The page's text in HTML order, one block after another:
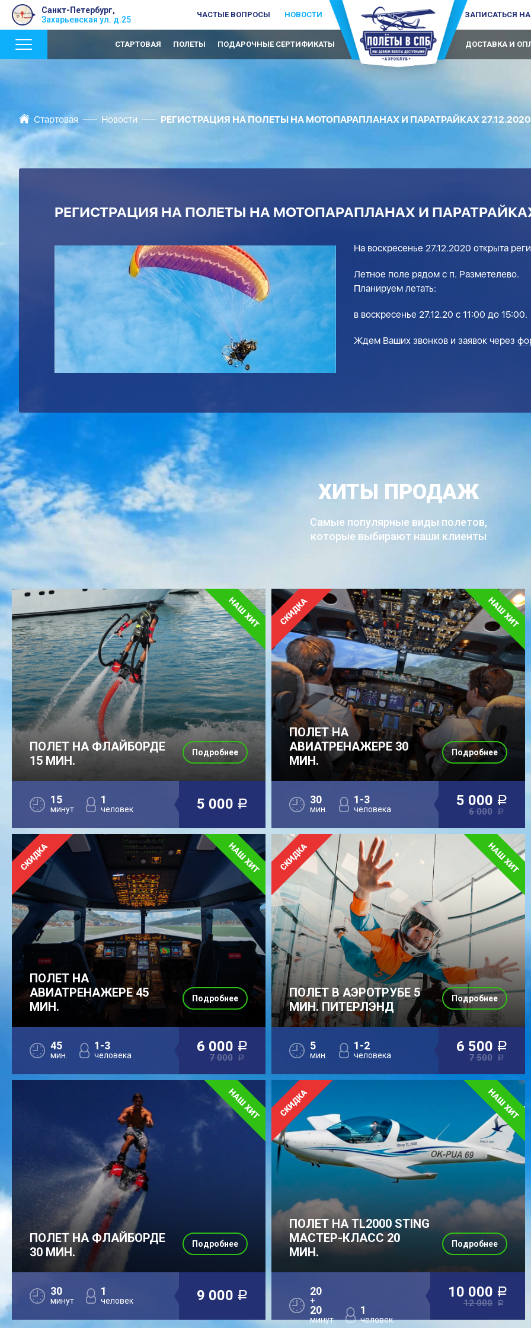
Санкт-Петербург,
Захарьевская ул. д.25
ЧАСТЫЕ ВОПРОСЫ НОВОСТИ ЗАПИСАТЬСЯ
СТАРТОВАЯ ПОЛЕТЫ ПОДАРОЧНЫЕ СЕРТИФИКАТЫ ДОСТАВКА И
Стартовая Новости РЕГИСТРАЦИЯ НА ПОЛЕТЫ НА МОТОПАРАПЛАНАХ И ПАРАТРАЙКАХ 27.12.2020
РЕГИСТРАЦИЯ НА ПОЛЕТЫ НА МОТОПАРАПЛАНАХ И ПАРАТРАЙКАХ
На воскресенье 27.12.2020 открыта
Летное поле рядом с п. Разметелево.
Планируем летать:
в воскресенье 27.12.20 с 11:00 до 15:00.
Ждем Ваших звонков и заявок через
ХИТЫ ПРОДАЖ
Самые популярные виды полетов,
которые выбирают наши клиенты
ПОЛЕТ НА ФЛАЙБОРДЕ
15 МИН.
15
минут
1
человек 5 000 a
Подробнее
ПОЛЕТ НА
АВИАТРЕНАЖЕРЕ 30
МИН.
30
мин.
1-3
человека
5 000 a
6 000 a
Подробнее
ПОЛЕТ НА
АВИАТРЕНАЖЕРЕ 45
МИН.
45
мин.
1-3
человека
6 000 a
7 000 a
Подробнее
ПОЛЕТ В АЭРОТРУБЕ 5
МИН. ПИТЕРЛЭНД
5
мин.
1-2
человека
6 500 a
7 500 a
Подробнее
ПОЛЕТ НА ФЛАЙБОРДЕ
30 МИН.
30
минут
1
человек 9 000 a
Подробнее
ПОЛЕТ НА TL2000 STING
МАСТЕР-КЛАСС 20
МИН.
20
+
20
минут
1
человек
10 000 a
12 000 a
Подробнее